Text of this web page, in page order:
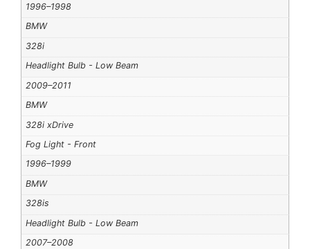
1996–1998
BMW
328i
Headlight Bulb - Low Beam
2009–2011
BMW
328i xDrive
Fog Light - Front
1996–1999
BMW
328is
Headlight Bulb - Low Beam
2007–2008